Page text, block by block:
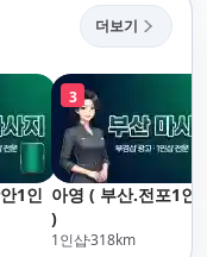
,우
장,
곡,시
온
,학
,반
,문
,주
신
더보기
1인
3
아영 ( 부산.전포1인
)
1인샵318km